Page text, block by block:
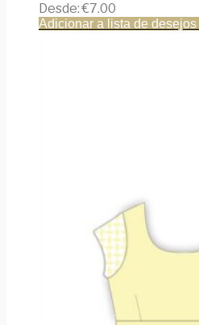
Desde:€7.00
Adicionar a lista de desejos